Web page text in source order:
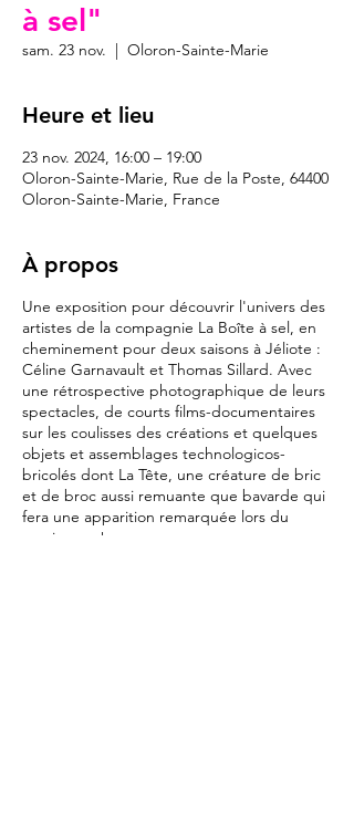
à sel"
sam. 23 nov.
  |
Oloron-Sainte-Marie
Heure et lieu
23 nov. 2024, 16:00 – 19:00
Oloron-Sainte-Marie, Rue de la Poste, 64400
Oloron-Sainte-Marie, France
À propos
Une exposition pour découvrir l'univers des
artistes de la compagnie La Boîte à sel, en
cheminement pour deux saisons à Jéliote :
Céline Garnavault et Thomas Sillard. Avec
une rétrospective photographique de leurs
spectacles, de courts films-documentaires
sur les coulisses des créations et quelques
objets et assemblages technologicos-
bricolés dont La Tête, une créature de bric
et de broc aussi remuante que bavarde qui
fera une apparition remarquée lors du
vernissage !